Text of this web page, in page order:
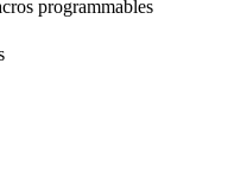
programmables